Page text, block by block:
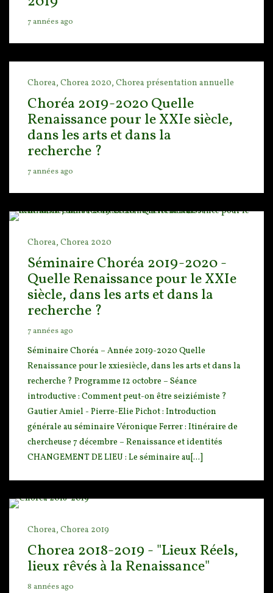
7 années ago
Chorea, Chorea 2020, Chorea présentation annuelle
Choréa 2019-2020 Quelle
Renaissance pour le XXIe siècle,
dans les arts et dans la
recherche ?
7 années ago
Chorea, Chorea 2020
Séminaire Choréa 2019-2020 -
Quelle Renaissance pour le XXIe
siècle, dans les arts et dans la
recherche ?
7 années ago
Séminaire Choréa – Année 2019-2020 Quelle
Renaissance pour le xxiesiècle, dans les arts et dans la
recherche ? Programme 12 octobre – Séance
introductive : Comment peut-on être seiziémiste ?
Gautier Amiel - Pierre-Elie Pichot : Introduction
générale au séminaire Véronique Ferrer : Itinéraire de
chercheuse 7 décembre – Renaissance et identités
CHANGEMENT DE LIEU : Le séminaire au[...]
Chorea, Chorea 2019
Chorea 2018-2019 - "Lieux Réels,
lieux rêvés à la Renaissance"
8 années ago